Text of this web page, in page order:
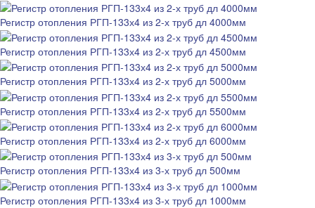
Регистр отопления РГП-133х4 из 2-х труб дл 4000мм
Регистр отопления РГП-133х4 из 2-х труб дл 4500мм
Регистр отопления РГП-133х4 из 2-х труб дл 5000мм
Регистр отопления РГП-133х4 из 2-х труб дл 5500мм
Регистр отопления РГП-133х4 из 2-х труб дл 6000мм
Регистр отопления РГП-133х4 из 3-х труб дл 500мм
Регистр отопления РГП-133х4 из 3-х труб дл 1000мм